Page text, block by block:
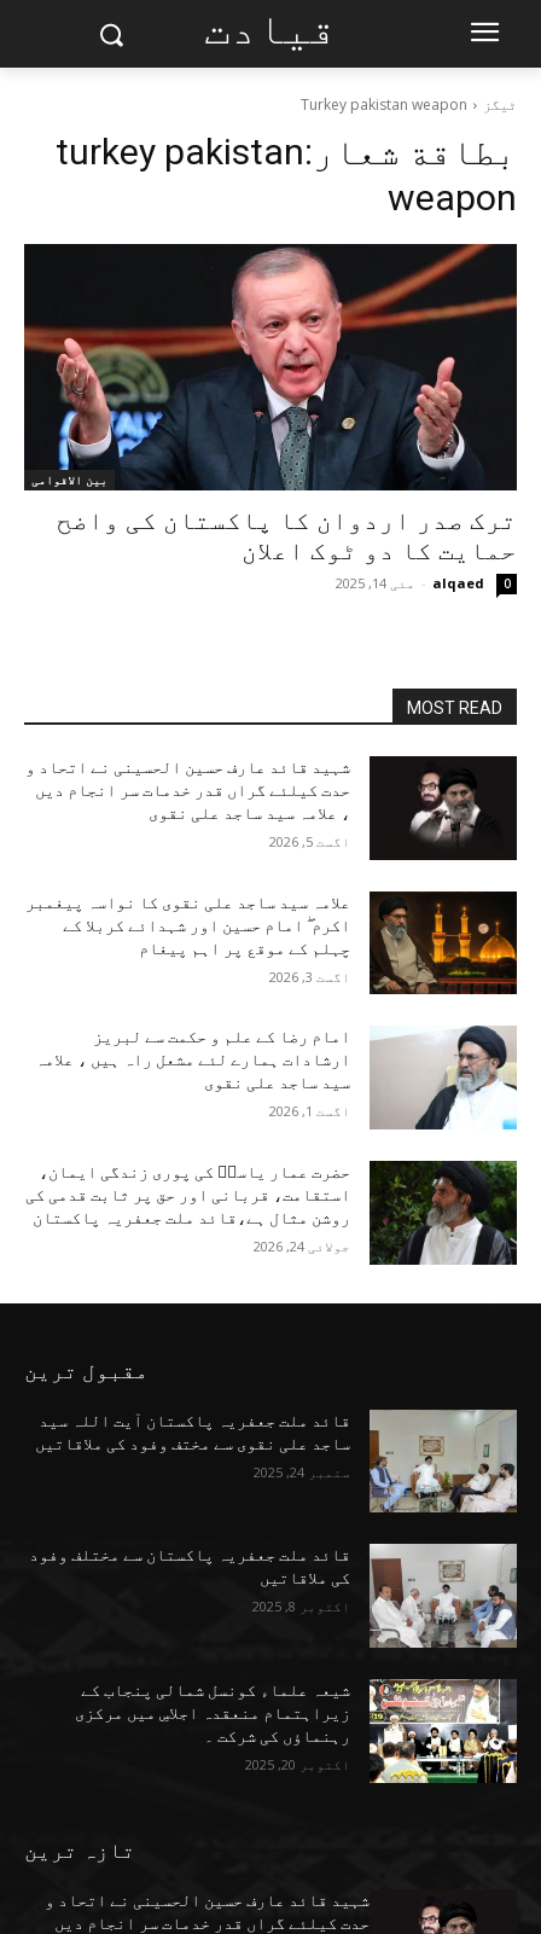
قیادت
ٹیگز Turkey pakistan weapon
بطاقة شعار:turkey pakistan
weapon
بین الاقوامی
ترک صدر اردوان کا پاکستان کی واضح
حمایت کا دو ٹوک اعلان
alqaed
- مئی 14, 2025 0
MOST READ
شہید قائد عارف حسین الحسینی نے اتحاد و
حدت کیلئے گراں قدر خدمات سر انجام دیں
، علامہ سید ساجد علی نقوی
اگست 5, 2026
علامہ سید ساجد علی نقوی کا نواسہ پیغمبر
اکرم ۖ امام حسین اور شہدائے کربلا کے
چہلم کے موقع پر اہم پیغام
اگست 3, 2026
امام رضا کے علم و حکمت سے لبریز
ارشادات ہمارے لئے مشعل راہ ہیں ، علامہ
سید ساجد علی نقوی
اگست 1, 2026
حضرت عمار یاسرؑ کی پوری زندگی ایمان،
استقامت، قربانی اور حق پر ثابت قدمی کی
روشن مثال ہے،قائد ملت جعفریہ پاکستان
جولائی 24, 2026
مقبول ترین
قائد ملت جعفریہ پاکستان آیت اللہ سید
ساجد علی نقوی سے مختف وفود کی ملاقاتیں
ستمبر 24, 2025
قائد ملت جعفریہ پاکستان سے مختلف وفود
کی ملاقاتیں
اکتوبر 8, 2025
شیعہ علماء کونسل شمالی پنجاب کے
زیراہتمام منعقدہ اجلاسِ میں مرکزی
رہنماؤں کی شرکت ۔
اکتوبر 20, 2025
تازہ ترین
شہید قائد عارف حسین الحسینی نے اتحاد و
حدت کیلئے گراں قدر خدمات سر انجام دیں